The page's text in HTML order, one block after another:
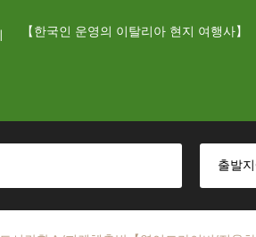
【한국인 운영의 이탈리아 현지 여행사】